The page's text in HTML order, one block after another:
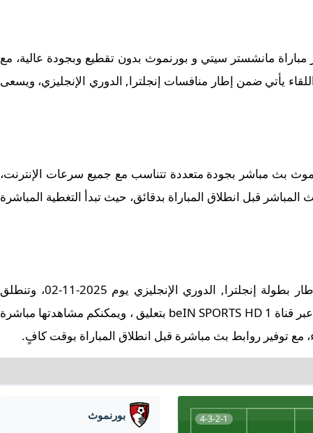
مانشستر سيتي و بورنموث بدون تقطيع وبجودة عالية، مع
يأتي ضمن إطار منافسات إنجلترا, الدوري الإنجليزي، ويسعى
بث مباشر بجودة متعددة تتناسب مع جميع سرعات الإنترنت،
قبل انطلاق المباراة بدقائق، حيث تبدأ التغطية المباشرة
تُقام مباراة مانشستر سيتي ضد بورنموث على ملعب ملعب الاتحاد في إطار بطولة إنجلترا, الدوري الإنجليزي يوم 2025-11-02، وتنطلق
صافرة البداية في تمام الساعة 18:30 بتوقيت مكة المكرمة. وتُنقل المباراة عبر قناة beIN SPORTS HD 1 بتعليق ، ويمكنكم مشاهدتها مباشرة
مع توفير روابط بث مباشرة قبل انطلاق المباراة بوقت كافٍ.
4-3-2-1 بورنموث